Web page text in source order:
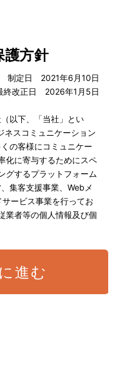
護方針
制定日 2021年6月10日
終改正日 2026年1月5日
以下、「当社」とい
スコミュニケーション
の客様にコミュニケー
化に寄与するためにスペ
グするプラットフォーム
集客支援事業、Webメ
ービス事業を行ってお
業者等の個人情報及び個
を遵守致します。 また、
の個人情報保護マネジメ
技術の動向、社会的要請
進む